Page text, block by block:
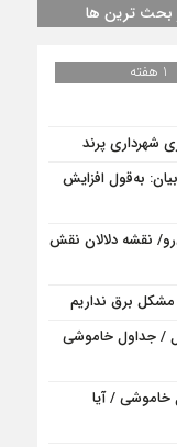
بحث ترین ها
1 هفته
شهرداری پرند
به‌قول افزایش
نقشه دلالان نقش
برق نداریم
/ جداول خاموشی
/ آیا